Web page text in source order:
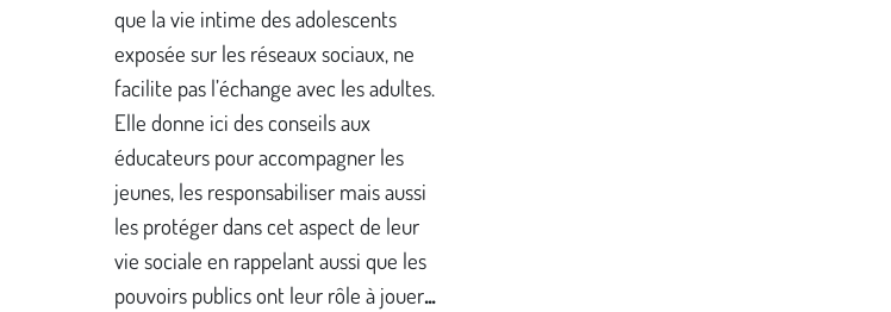
que la vie intime des adolescents
exposée sur les réseaux sociaux, ne
facilite pas l’échange avec les adultes.
Elle donne ici des conseils aux
éducateurs pour accompagner les
jeunes, les responsabiliser mais aussi
les protéger dans cet aspect de leur
vie sociale en rappelant aussi que les
pouvoirs publics ont leur rôle à jouer...